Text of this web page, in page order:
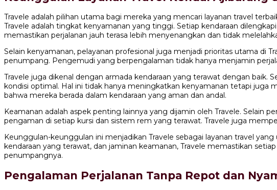
Travele adalah pilihan utama bagi mereka yang mencari layanan travel
Travele adalah tingkat kenyamanan yang tinggi. Setiap kendaraan
memastikan perjalanan jauh terasa lebih menyenangkan dan tidak
Selain kenyamanan, pelayanan profesional juga menjadi prioritas utama di
penumpang. Pengemudi yang berpengalaman tidak hanya menjamin
Travele juga dikenal dengan armada kendaraan yang terawat dengan
kondisi optimal. Hal ini tidak hanya meningkatkan kenyamanan tetapi juga
bahwa mereka berada dalam kendaraan yang aman dan andal.
Keamanan adalah aspek penting lainnya yang dijamin oleh Travele.
pengaman di setiap kursi dan sistem rem yang terawat. Travele juga
Keunggulan-keunggulan ini menjadikan Travele sebagai layanan travel
kendaraan yang terawat, dan jaminan keamanan, Travele memastikan
penumpangnya.
Pengalaman Perjalanan Tanpa Repot dan